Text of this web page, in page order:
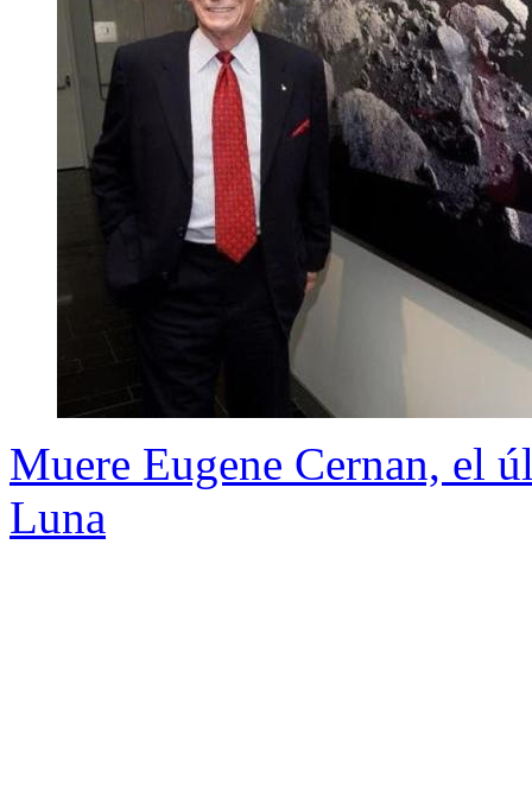
Muere Eugene Cernan, el
Luna